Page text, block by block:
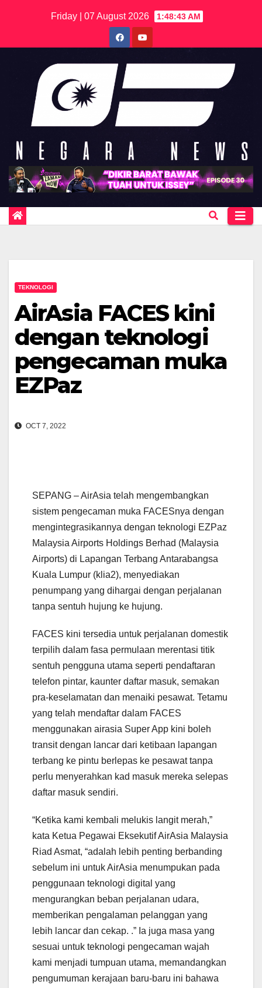
Friday | 07 August 2026 1:48:43 AM
TEKNOLOGI
AirAsia FACES kini
dengan teknologi
pengecaman muka
EZPaz
OCT 7, 2022
SEPANG – AirAsia telah mengembangkan
sistem pengecaman muka FACESnya dengan
mengintegrasikannya dengan teknologi EZPaz
Malaysia Airports Holdings Berhad (Malaysia
Airports) di Lapangan Terbang Antarabangsa
Kuala Lumpur (klia2), menyediakan
penumpang yang dihargai dengan perjalanan
tanpa sentuh hujung ke hujung.
FACES kini tersedia untuk perjalanan domestik
terpilih dalam fasa permulaan merentasi titik
sentuh pengguna utama seperti pendaftaran
telefon pintar, kaunter daftar masuk, semakan
pra-keselamatan dan menaiki pesawat. Tetamu
yang telah mendaftar dalam FACES
menggunakan airasia Super App kini boleh
transit dengan lancar dari ketibaan lapangan
terbang ke pintu berlepas ke pesawat tanpa
perlu menyerahkan kad masuk mereka selepas
daftar masuk sendiri.
“Ketika kami kembali melukis langit merah,”
kata Ketua Pegawai Eksekutif AirAsia Malaysia
Riad Asmat, “adalah lebih penting berbanding
sebelum ini untuk AirAsia menumpukan pada
penggunaan teknologi digital yang
mengurangkan beban perjalanan udara,
memberikan pengalaman pelanggan yang
lebih lancar dan cekap. .” Ia juga masa yang
sesuai untuk teknologi pengecaman wajah
kami menjadi tumpuan utama, memandangkan
pengumuman kerajaan baru-baru ini bahawa